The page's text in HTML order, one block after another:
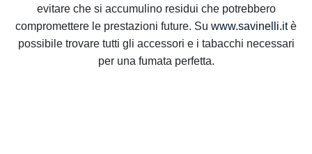
evitare che si accumulino residui che potrebbero
compromettere le prestazioni future. Su www.savinelli.itè
possibile trovare tutti gli accessori e i tabacchi necessari
per una fumata perfetta.